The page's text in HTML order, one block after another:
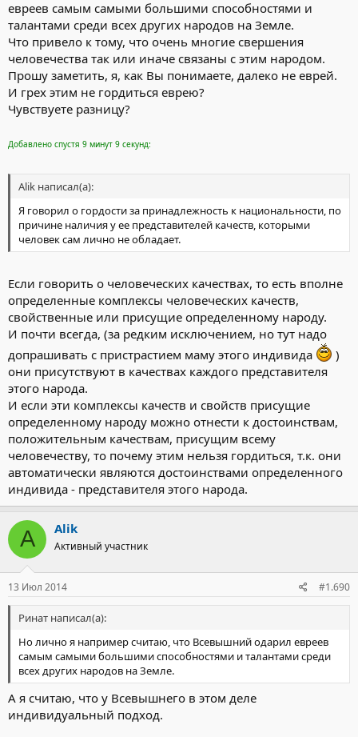
евреев самым самыми большими способностями и
талантами среди всех других народов на Земле.
Что привело к тому, что очень многие свершения
человечества так или иначе связаны с этим народом.
Прошу заметить, я, как Вы понимаете, далеко не еврей.
И грех этим не гордиться еврею?
Чувствуете разницу?
Добавлено спустя 9 минут 9 секунд:
Alik написал(а):
Я говорил о гордости за принадлежность к национальности, по
причине наличия у ее представителей качеств, которыми
человек сам лично не обладает.
Если говорить о человеческих качествах, то есть вполне
определенные комплексы человеческих качеств,
свойственные или присущие определенному народу.
И почти всегда, (за редким исключением, но тут надо
допрашивать с пристрастием маму этого индивида
)
они присутствуют в качествах каждого представителя
этого народа.
И если эти комплексы качеств и свойств присущие
определенному народу можно отнести к достоинствам,
положительным качествам, присущим всему
человечеству, то почему этим нельзя гордиться, т.к. они
автоматически являются достоинствами определенного
индивида - представителя этого народа.
A Alik
Активный участник
13 Июл 2014 #1.690
Ринат написал(а):
Но лично я например считаю, что Всевышний одарил евреев
самым самыми большими способностями и талантами среди
всех других народов на Земле.
А я считаю, что у Всевышнего в этом деле
индивидуальный подход.